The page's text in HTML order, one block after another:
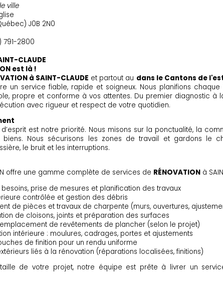
ville
J0B 2N0
791-2800
CLAUDE
est là !
à SAINT-CLAUDE et partout au dans le Cantons de
un service fiable, rapide et soigneux. Nous planifions
propre et conforme à vos attentes. Du premier diagnostic à
avec rigueur et respect de votre quotidien.
est notre priorité. Nous misons sur la ponctualité, la
Nous sécurisons les zones de travail et gardons le
le bruit et les interruptions.
offre une gamme complète de services de RÉNOVATION à
besoins, prise de mesures et planification des travaux
contrôlée et gestion des débris
de pièces et travaux de charpente (murs, ouvertures,
de cloisons, joints et préparation des surfaces
de revêtements de plancher (selon le projet)
intérieure : moulures, cadrages, portes et ajustements
de finition pour un rendu uniforme
liés à la rénovation (réparations localisées, finitions)
de votre projet, notre équipe est prête à livrer un